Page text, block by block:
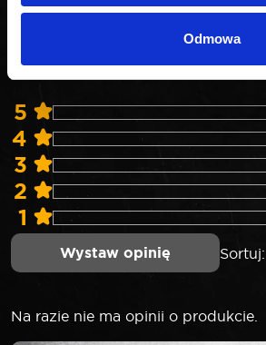
Odmowa
.0
5
4
3
2
1
Wystaw opinię Sortuj:
Na razie nie ma opinii o produkcie.